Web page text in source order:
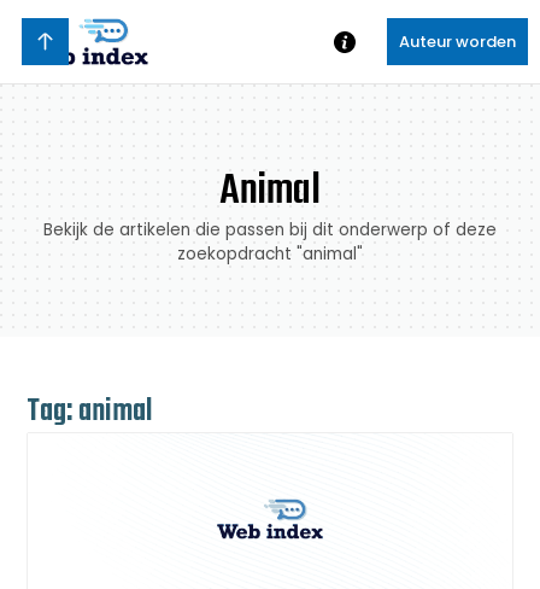
Auteur worden
Animal
Bekijk de artikelen die passen bij dit onderwerp of deze
zoekopdracht "animal"
Tag: animal